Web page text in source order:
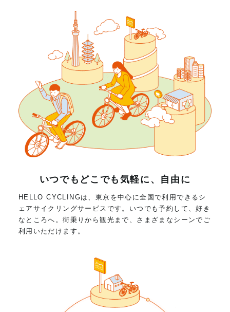
いつでもどこでも気軽に、自由に
HELLO CYCLINGは、東京を中心に全国で利用できるシ
ェアサイクリングサービスです。いつでも予約して、好き
なところへ。街乗りから観光まで、さまざまなシーンでご
利用いただけます。